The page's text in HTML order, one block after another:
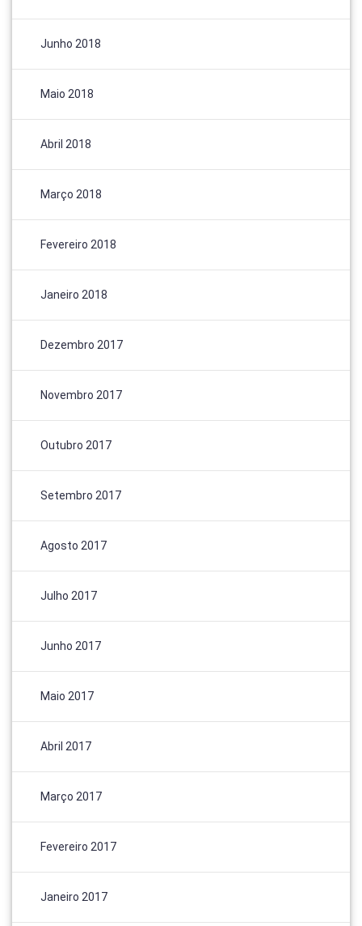
Junho 2018
Maio 2018
Abril 2018
Março 2018
Fevereiro 2018
Janeiro 2018
Dezembro 2017
Novembro 2017
Outubro 2017
Setembro 2017
Agosto 2017
Julho 2017
Junho 2017
Maio 2017
Abril 2017
Março 2017
Fevereiro 2017
Janeiro 2017